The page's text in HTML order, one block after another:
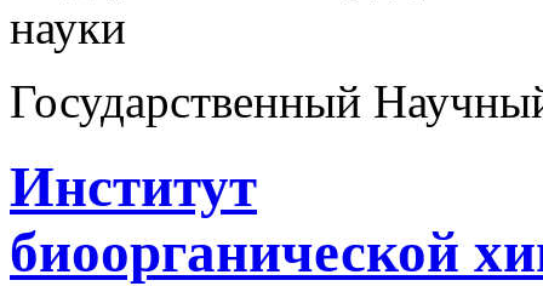
науки
Государственный
Институт
биоорганической